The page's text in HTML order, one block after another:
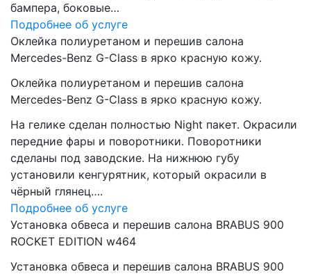
бампера, боковые…
Подробнее об услуге
Оклейка полиуретаном и перешив салона
Mercedes-Benz G-Class в ярко красную кожу.
Оклейка полиуретаном и перешив салона
Mercedes-Benz G-Class в ярко красную кожу.
На гелике сделан полностью Night пакет. Окрасили
передние фары и поворотники. Поворотники
сделаны под заводские. На нижнюю губу
установили кенгурятник, который окрасили в
чёрный глянец….
Подробнее об услуге
Установка обвеса и перешив салона BRABUS 900
ROCKET EDITION w464
Установка обвеса и перешив салона BRABUS 900